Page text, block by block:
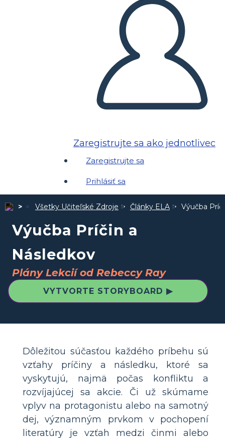
Zaregistrujte sa ako jednotlivec
Zaregistrujte sa
Prihlásiť sa
Všetky Učiteľské Zdroje Články ELA Výučba
Výučba Príčin a
Následkov
Plány Lekcií od Rebeccy Ray
VYTVORTE STORYBOARD ▶
Dôležitou súčasťou každého príbehu sú
vzťahy príčiny a následku, ktoré sa
vyskytujú, najmä počas konfliktu a
rozvíjajúcej sa akcie. Či už skúmame
vplyv na protagonistu alebo na samotný
dej, významným prvkom v pochopení
literatúry je vzťah medzi činmi alebo